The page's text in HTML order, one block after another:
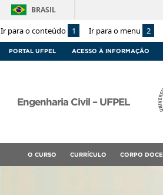
Ir para o conteúdo 1 Ir para o menu 2
BRASIL
PORTAL UFPEL ACESSO À INFORMAÇÃO
Engenharia Civil – UFPEL
O CURSO CURRÍCULO CORPO